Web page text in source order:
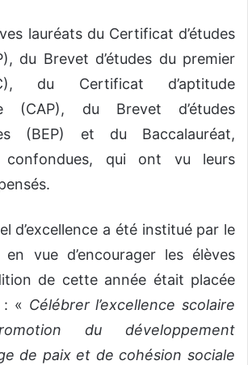
lauréats du Certificat d’études
du Brevet d’études du premier
du Certificat d’aptitude
(CAP), du Brevet d’études
(BEP) et du Baccalauréat,
confondues, qui ont vu leurs
d’excellence a été institué par le
vue d’encourager les élèves
de cette année était placée
: « Célébrer l’excellence scolaire
du développement
de paix et de cohésion sociale